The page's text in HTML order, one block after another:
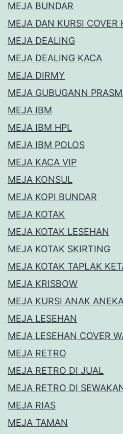
MEJA BUNDAR
MEJA DAN KURSI COVER
MEJA DEALING
MEJA DEALING KACA
MEJA DIRMY
MEJA GUBUGANN
MEJA IBM
MEJA IBM HPL
MEJA IBM POLOS
MEJA KACA VIP
MEJA KONSUL
MEJA KOPI BUNDAR
MEJA KOTAK
MEJA KOTAK LESEHAN
MEJA KOTAK SKIRTING
MEJA KOTAK TAPLAK
MEJA KRISBOW
MEJA KURSI ANAK
MEJA LESEHAN
MEJA LESEHAN COVER
MEJA RETRO
MEJA RETRO DI JUAL
MEJA RETRO DI
MEJA RIAS
MEJA TAMAN